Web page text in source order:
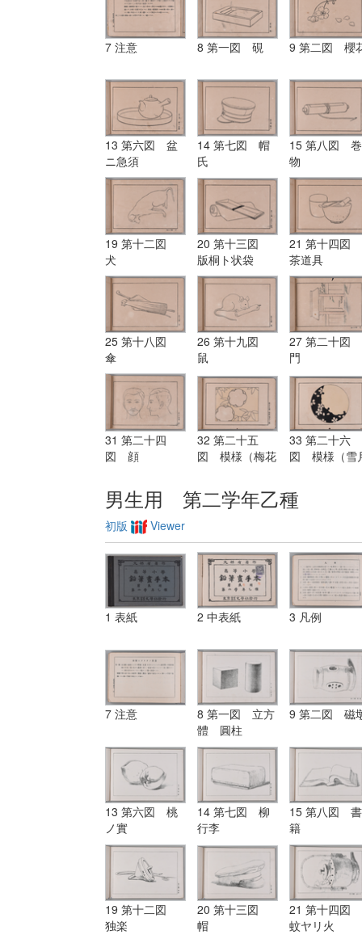
7 注意 8 第一図 硯 9 第二図 櫻
13 第六図 盆
ニ急須
14 第七図 帽
氏
15 第八図 巻
物
19 第十二図
犬
20 第十三図
版桐ト状袋
21 第十四図
茶道具
25 第十八図
傘
26 第十九図
鼠
27 第二十図
門
31 第二十四
図 顔
32 第二十五
図 模様（梅花
33 第二十六
図 模様（雪
男生用 第二学年乙種
初版 Viewer
1 表紙 2 中表紙 3 凡例
7 注意
8 第一図 立方
體 圓柱
9 第二図 磁
13 第六図 桃
ノ實
14 第七図 柳
行李
15 第八図 書
籍
19 第十二図
独楽
20 第十三図
帽
21 第十四図
蚊ヤリ火